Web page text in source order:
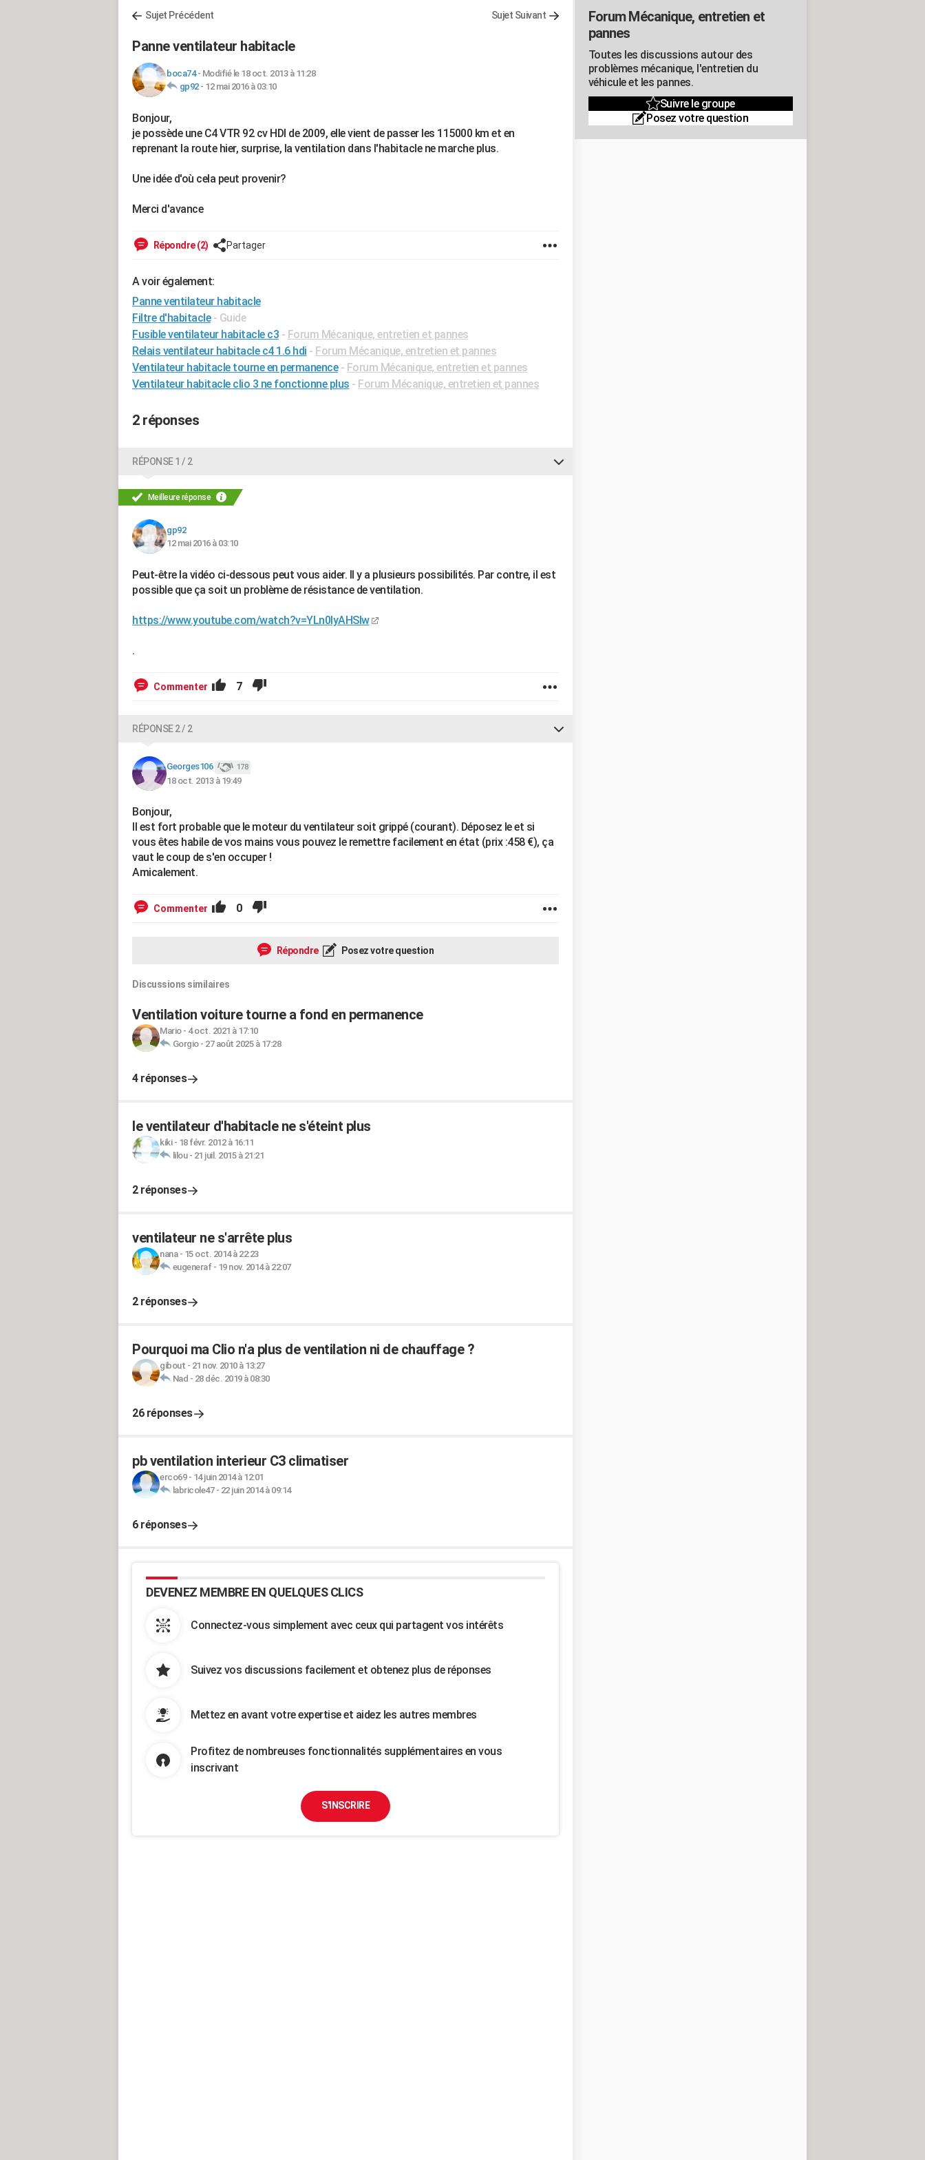
Sujet Précédent Sujet Suivant
Panne ventilateur habitacle
boca74- Modifié le 18 oct. 2013 à 11:28
gp92- 12 mai 2016 à 03:10
Bonjour,
je possède une C4 VTR 92 cv HDI de 2009, elle vient de passer les 115000 km et en
reprenant la route hier, surprise, la ventilation dans l'habitacle ne marche plus.
Une idée d'où cela peut provenir?
Merci d'avance
Répondre (2) Partager
A voir également:
Panne ventilateur habitacle
Filtre d'habitacle - Guide
Fusible ventilateur habitacle c3 - Forum Mécanique, entretien et pannes
Relais ventilateur habitacle c4 1.6 hdi - Forum Mécanique, entretien et pannes
Ventilateur habitacle tourne en permanence - Forum Mécanique, entretien et pannes
Ventilateur habitacle clio 3 ne fonctionne plus - Forum Mécanique, entretien et pannes
2 réponses
RÉPONSE 1 / 2
Meilleure réponse
gp92
12 mai 2016 à 03:10
Peut-être la vidéo ci-dessous peut vous aider. Il y a plusieurs possibilités. Par contre, il est
possible que ça soit un problème de résistance de ventilation.
https://www.youtube.com/watch?v=YLn0lyAHSIw
.
Commenter 7
RÉPONSE 2 / 2
Georges106 178
18 oct. 2013 à 19:49
Bonjour,
Il est fort probable que le moteur du ventilateur soit grippé (courant). Déposez le et si
vous êtes habile de vos mains vous pouvez le remettre facilement en état (prix :458 €), ça
vaut le coup de s'en occuper !
Amicalement.
Commenter 0
Répondre Posez votre question
Discussions similaires
Ventilation voiture tourne a fond en permanence
Mario- 4 oct. 2021 à 17:10
Gorgio- 27 août 2025 à 17:28
4 réponses
le ventilateur d'habitacle ne s'éteint plus
kiki- 18 févr. 2012 à 16:11
lilou- 21 juil. 2015 à 21:21
2 réponses
ventilateur ne s'arrête plus
nana- 15 oct. 2014 à 22:23
eugeneraf- 19 nov. 2014 à 22:07
2 réponses
Pourquoi ma Clio n'a plus de ventilation ni de chauffage ?
gibout - 21 nov. 2010 à 13:27
Nad - 28 déc. 2019 à 08:30
26 réponses
pb ventilation interieur C3 climatiser
erco69- 14 juin 2014 à 12:01
labricole47- 22 juin 2014 à 09:14
6 réponses
DEVENEZ MEMBRE EN QUELQUES CLICS
Connectez-vous simplement avec ceux qui partagent vos intérêts
Suivez vos discussions facilement et obtenez plus de réponses
Mettez en avant votre expertise et aidez les autres membres
Profitez de nombreuses fonctionnalités supplémentaires en vous
inscrivant
S'INSCRIRE
Forum Mécanique, entretien et
pannes
Toutes les discussions autour des
problèmes mécanique, l'entretien du
véhicule et les pannes.
Suivre le groupe
Posez votre question